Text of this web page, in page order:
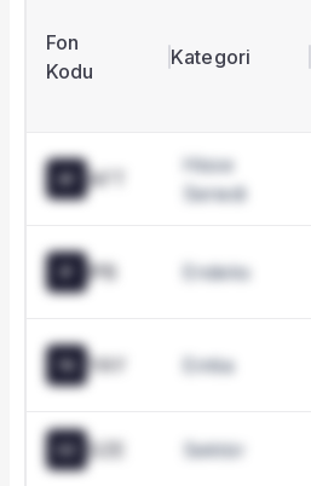
Fon
Kodu
Kategori
AFT
Hisse
Senedi
IPB Endeks
YAY Emtia
Sektör